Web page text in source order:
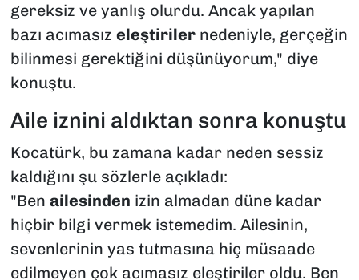
gereksiz ve yanlış olurdu. Ancak yapılan
bazı acımasız eleştirilernedeniyle, gerçeğin
bilinmesi gerektiğini düşünüyorum," diye
konuştu.
Aile iznini aldıktan sonra konuştu
Kocatürk, bu zamana kadar neden sessiz
kaldığını şu sözlerle açıkladı:
"Ben ailesinden izin almadan düne kadar
hiçbir bilgi vermek istemedim. Ailesinin,
sevenlerinin yas tutmasına hiç müsaade
edilmeyen çok acımasız eleştiriler oldu. Ben